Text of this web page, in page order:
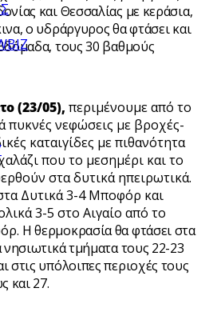
και Θεσσαλίας με κεράσια,
ο υδράργυρος θα φτάσει και
τους 30 βαθμούς
(23/05), περιμένουμε από το
πυκνές νεφώσεις με βροχές-
καταιγίδες με πιθανότητα
που το μεσημέρι και το
στα δυτικά ηπειρωτικά.
Δυτικά 3-4 Μποφόρ και
3-5 στο Αιγαίο από το
Η θερμοκρασία θα φτάσει στα
νησιωτικά τμήματα τους 22-23
στις υπόλοιπες περιοχές τους
και 27.